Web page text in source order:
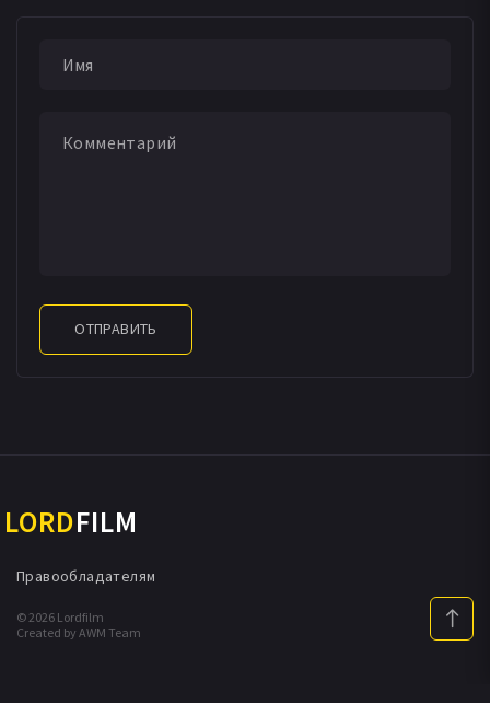
ОТПРАВИТЬ
LORDFILM
© 2026 Lordfilm
Created by AWM Team
Правообладателям